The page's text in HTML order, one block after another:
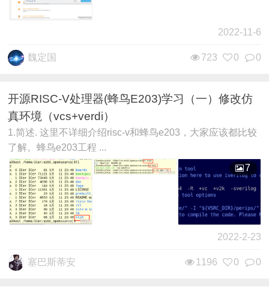
2022-11-6
魏定国 0
0
723
开源RISC-V处理器(蜂鸟E203)学习（一）修改仿
真环境（vcs+verdi）
1.简述. 这里不详细介绍risc-v和蜂鸟e203，大家应该都比较
了解。蜂鸟e203工程 ...
7
2022-2-23
塞巴斯蒂安 0
0
1196